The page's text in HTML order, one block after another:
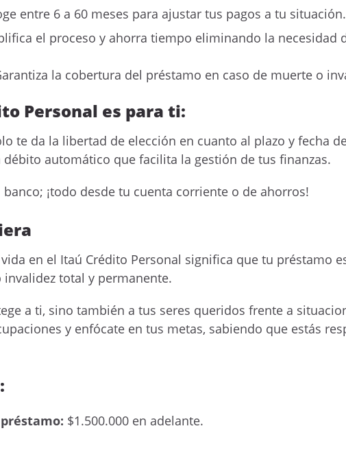
entre 6 a 60 meses para ajustar tus pagos a tu situación.
el proceso y ahorra tiempo eliminando la necesidad
la cobertura del préstamo en caso de muerte o
Personal es para ti:
te da la libertad de elección en cuanto al plazo y fecha
automático que facilita la gestión de tus finanzas.
¡todo desde tu cuenta corriente o de ahorros!
en el Itaú Crédito Personal significa que tu préstamo
total y permanente.
a ti, sino también a tus seres queridos frente a
y enfócate en tus metas, sabiendo que estás
$1.500.000 en adelante.